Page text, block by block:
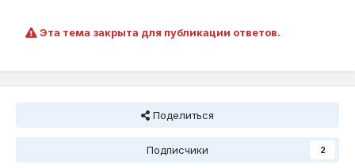
Эта тема закрыта для публикации ответов.
Поделиться
Подписчики 2